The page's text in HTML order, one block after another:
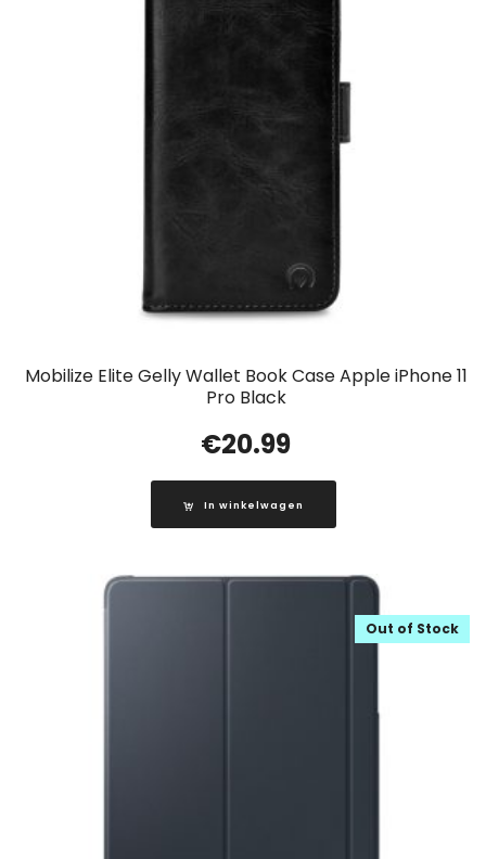
Mobilize Elite Gelly Wallet Book Case Apple iPhone 11
Pro Black
€20.99
In winkelwagen
Out of Stock